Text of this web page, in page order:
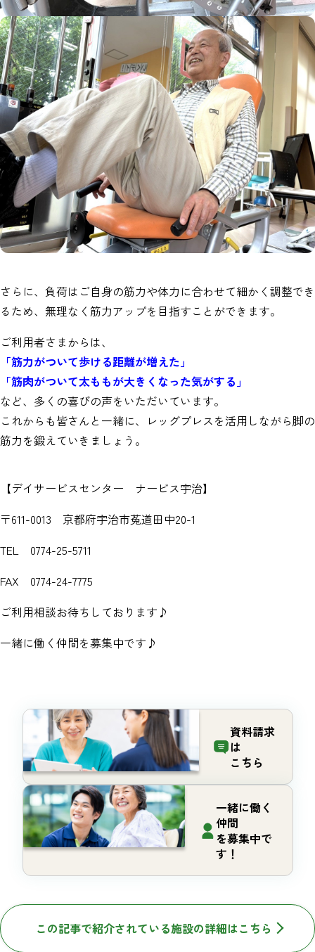
さらに、負荷はご自身の筋力や体力に合わせて細かく調整でき
るため、無理なく筋力アップを目指すことができます。
ご利用者さまからは、
「筋力がついて歩ける距離が増えた」
「筋肉がついて太ももが大きくなった気がする」
など、多くの喜びの声をいただいています。
これからも皆さんと一緒に、レッグプレスを活用しながら脚の
筋力を鍛えていきましょう。
【デイサービスセンター ナービス宇治】
〒611-0013 京都府宇治市菟道田中20-1
TEL 0774-25-5711
FAX 0774-24-7775
ご利用相談お待ちしております♪
一緒に働く仲間を募集中です♪
資料請求
は
こちら
一緒に働く
仲間
を募集中で
す！
この記事で紹介されている施設の詳細はこちら